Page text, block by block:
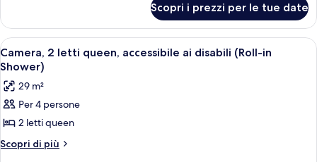
BED
INCLUDES
FRIDGE
KING
BED
-
INCLUDES
Scopri i prezzi per le tue date
Apri
tutte
le
foto
per
Camera,
2
Una camera d'albergo con due letti,
8
Camera, 2 letti queen, accessibile ai disabili (Roll-in
Shower)
29 m²
Per 4 persone
2 letti queen
Scopri di più
Altri